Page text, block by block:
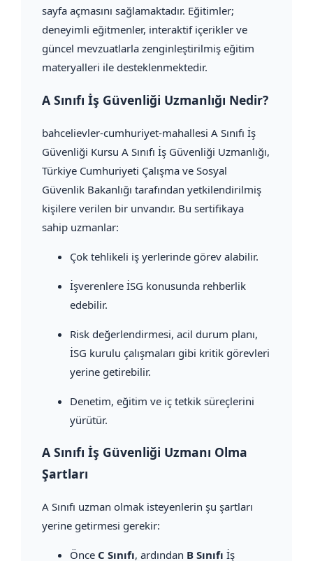
sayfa açmasını sağlamaktadır. Eğitimler;
deneyimli eğitmenler, interaktif içerikler ve
güncel mevzuatlarla zenginleştirilmiş eğitim
materyalleri ile desteklenmektedir.
A Sınıfı İş Güvenliği Uzmanlığı Nedir?
bahcelievler-cumhuriyet-mahallesi A Sınıfı İş
Güvenliği Kursu A Sınıfı İş Güvenliği Uzmanlığı,
Türkiye Cumhuriyeti Çalışma ve Sosyal
Güvenlik Bakanlığı tarafından yetkilendirilmiş
kişilere verilen bir unvandır. Bu sertifikaya
sahip uzmanlar:
Çok tehlikeli iş yerlerinde görev alabilir.
İşverenlere İSG konusunda rehberlik
edebilir.
Risk değerlendirmesi, acil durum planı,
İSG kurulu çalışmaları gibi kritik görevleri
yerine getirebilir.
Denetim, eğitim ve iç tetkik süreçlerini
yürütür.
A Sınıfı İş Güvenliği Uzmanı Olma
Şartları
A Sınıfı uzman olmak isteyenlerin şu şartları
yerine getirmesi gerekir:
Önce C Sınıfı, ardından B Sınıfı İş